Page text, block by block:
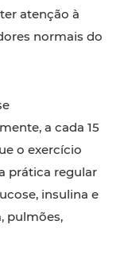
atenção à
normais do
a cada 15
o exercício
prática regular
insulina e
pulmões,